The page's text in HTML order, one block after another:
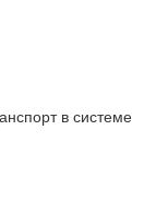
в системе